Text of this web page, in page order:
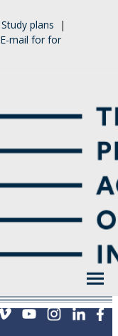
Study plans |
E-mail for for